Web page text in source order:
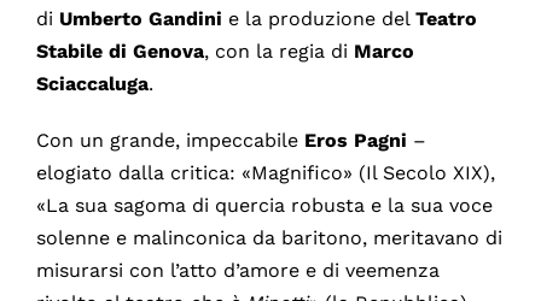
di Umberto Gandini e la produzione del Teatro
Stabile di Genova, con la regia di Marco
Sciaccaluga.
Con un grande, impeccabile Eros Pagni –
elogiato dalla critica: «Magnifico» (Il Secolo XIX),
«La sua sagoma di quercia robusta e la sua voce
solenne e malinconica da baritono, meritavano di
misurarsi con l’atto d’amore e di veemenza